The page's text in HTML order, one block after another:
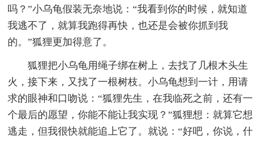
吗？”小乌龟假装无奈地说：“我看到你的时候，就知道
我逃不了，就算我跑得再快，也还是会被你抓到我
的。”狐狸更加得意了。
狐狸把小乌龟用绳子绑在树上，去找了几根木头生
火，接下来，又找了一根树枝。小乌龟想到一计，用请
求的眼神和口吻说：“狐狸先生，在我临死之前，还有一
个最后的愿望，你能不能让我实现？”狐狸想：就算它想
逃走，但我很快就能追上它了。就说：“好吧，你说，什